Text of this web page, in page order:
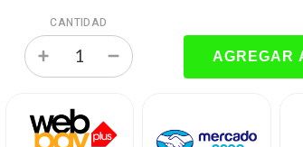
CANTIDAD